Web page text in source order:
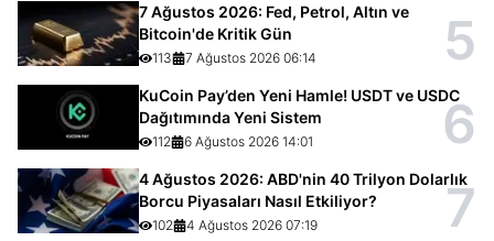
7 Ağustos 2026: Fed, Petrol, Altın ve
Bitcoin'de Kritik Gün
113 7 Ağustos 2026 06:14 5
KuCoin Pay’den Yeni Hamle! USDT ve USDC
Dağıtımında Yeni Sistem
112 6 Ağustos 2026 14:01 6
4 Ağustos 2026: ABD'nin 40 Trilyon Dolarlık
Borcu Piyasaları Nasıl Etkiliyor?
102 4 Ağustos 2026 07:19 7